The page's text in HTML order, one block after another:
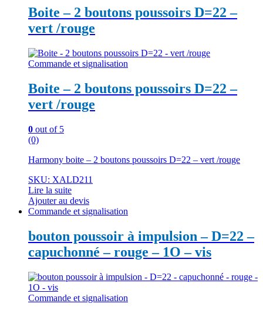
Boite – 2 boutons poussoirs D=22 –
vert /rouge
Commande et signalisation
Boite – 2 boutons poussoirs D=22 –
vert /rouge
0 out of 5
(0)
Harmony boite – 2 boutons poussoirs D=22 – vert /rouge
SKU: XALD211
Lire la suite
Ajouter au devis
Commande et signalisation
bouton poussoir à impulsion – D=22 –
capuchonné – rouge – 1O – vis
Commande et signalisation